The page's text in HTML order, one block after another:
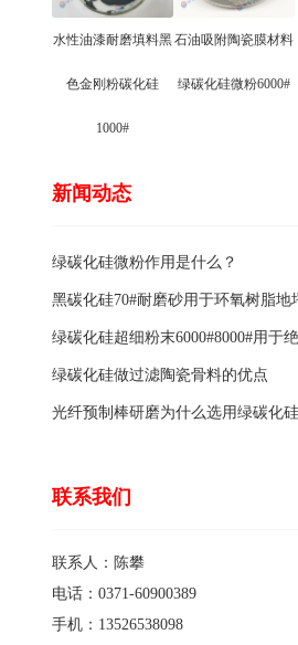
水性油漆耐磨填料黑
色金刚粉碳化硅
1000#
石油吸附陶瓷膜材料
绿碳化硅微粉6000#
新闻动态
绿碳化硅微粉作用是什么？
黑碳化硅70#耐磨砂用于环氧树脂地
骨料的特点有哪些？
绿碳化硅超细粉末6000#8000#用于
涂料的优点
绿碳化硅做过滤陶瓷骨料的优点
光纤预制棒研磨为什么选用绿碳化
联系我们
联系人：陈攀
电话：0371-60900389
手机：13526538098